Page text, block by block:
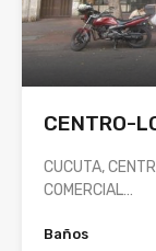
CENTRO-
CUCUTA,
COMERCIAL…
Baños